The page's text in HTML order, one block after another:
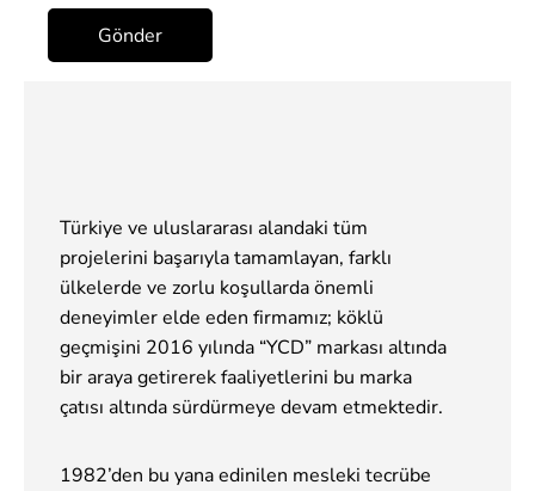
Türkiye ve uluslararası alandaki tüm
projelerini başarıyla tamamlayan, farklı
ülkelerde ve zorlu koşullarda önemli
deneyimler elde eden firmamız; köklü
geçmişini 2016 yılında “YCD” markası altında
bir araya getirerek faaliyetlerini bu marka
çatısı altında sürdürmeye devam etmektedir.
1982’den bu yana edinilen mesleki tecrübe